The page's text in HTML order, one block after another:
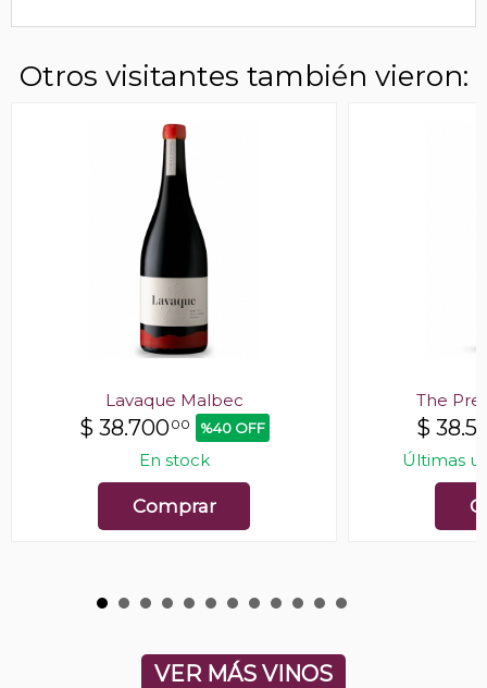
Otros visitantes también vieron:
Lavaque Malbec
$ 38.70000 %40 OFF
En stock
Comprar
The
$
Últimas
VER MÁS VINOS